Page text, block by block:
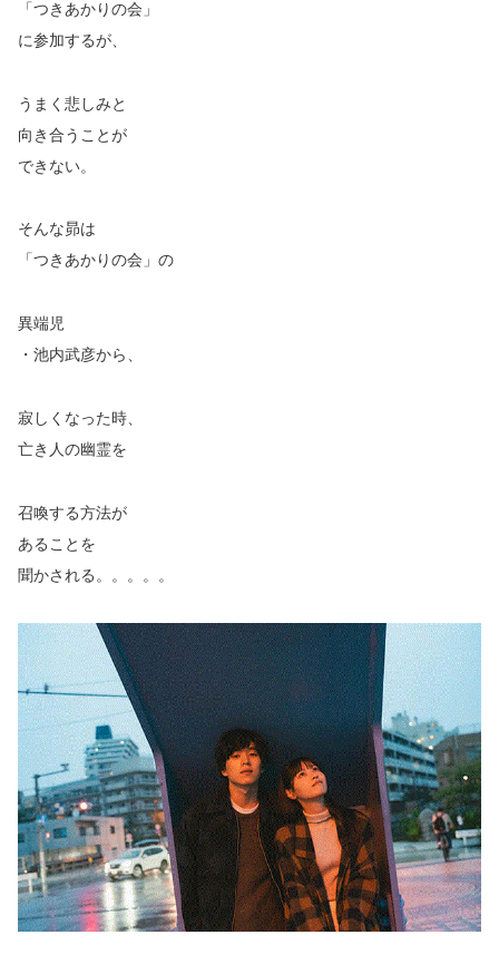
「つきあかりの会」
に参加するが、
うまく悲しみと
向き合うことが
できない。
そんな昴は
「つきあかりの会」の
異端児
・池内武彦から、
寂しくなった時、
亡き人の幽霊を
召喚する方法が
あることを
聞かされる。。。。。